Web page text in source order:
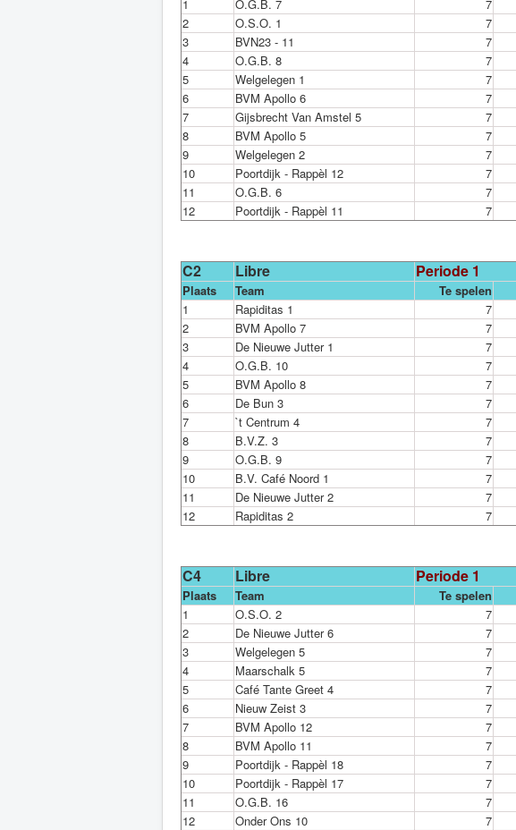
1
O.G.B. 7 7
2
O.S.O. 1 7
3
BVN23 - 11 7
4
O.G.B. 8 7
5
Welgelegen 1 7
6
BVM Apollo 6 7
7
Gijsbrecht Van Amstel 5 7
8
BVM Apollo 5 7
9
Welgelegen 2 7
10
Poortdijk - Rappèl 12 7
11
O.G.B. 6 7
12
Poortdijk - Rappèl 11 7
C2 Libre Periode 1
Plaats Team Te spelen
1
Rapiditas 1 7
2
BVM Apollo 7 7
3
De Nieuwe Jutter 1 7
4
O.G.B. 10 7
5
BVM Apollo 8 7
6
De Bun 3 7
7
`t Centrum 4 7
8
B.V.Z. 3 7
9
O.G.B. 9 7
10
B.V. Café Noord 1 7
11
De Nieuwe Jutter 2 7
12
Rapiditas 2 7
C4 Libre Periode 1
Plaats Team Te spelen
1
O.S.O. 2 7
2
De Nieuwe Jutter 6 7
3
Welgelegen 5 7
4
Maarschalk 5 7
5
Café Tante Greet 4 7
6
Nieuw Zeist 3 7
7
BVM Apollo 12 7
8
BVM Apollo 11 7
9
Poortdijk - Rappèl 18 7
10
Poortdijk - Rappèl 17 7
11
O.G.B. 16 7
12
Onder Ons 10 7